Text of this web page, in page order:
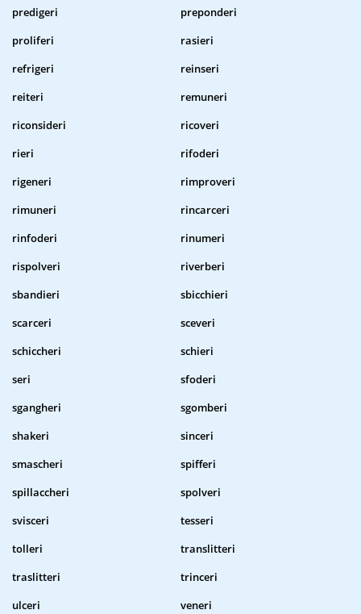
predigeri
preponderi
proliferi
rasieri
refrigeri
reinseri
reiteri
remuneri
riconsideri
ricoveri
rieri
rifoderi
rigeneri
rimproveri
rimuneri
rincarceri
rinfoderi
rinumeri
rispolveri
riverberi
sbandieri
sbicchieri
scarceri
sceveri
schiccheri
schieri
seri
sfoderi
sgangheri
sgomberi
shakeri
sinceri
smascheri
spifferi
spillaccheri
spolveri
svisceri
tesseri
tolleri
translitteri
traslitteri
trinceri
ulceri
veneri